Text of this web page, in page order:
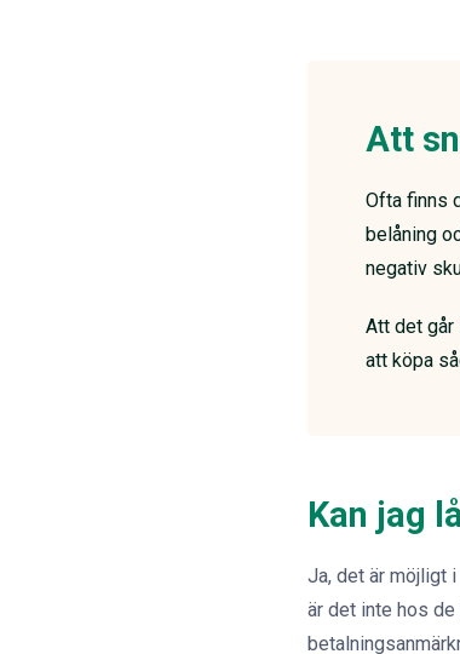
Att
Ofta finns
belåning
negativ
Att det går
att köpa
Kan jag
Ja, det är möjligt
är det inte hos